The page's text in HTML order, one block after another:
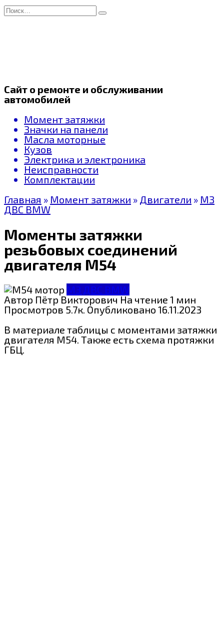
Перейти
к
Search
for:
Сайт о ремонте и обслуживании
автомобилей
Момент затяжки
Значки на панели
Масла моторные
Кузов
Электрика и электроника
Неисправности
Комплектации
Главная » Момент затяжки » Двигатели » МЗ
ДВС BMW
Моменты затяжки
резьбовых соединений
двигателя М54
МЗ ДВС BMW
Автор Пётр ВикторовичНа чтение 1 мин
Просмотров 5.7к. Опубликовано 16.11.2023
В материале таблицы с моментами затяжки
двигателя М54. Также есть схема протяжки
ГБЦ.